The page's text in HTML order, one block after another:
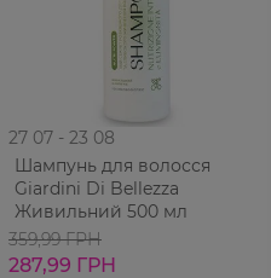
27 07 - 23 08
Шампунь для волосся
Giardini Di Bellezza
Живильний 500 мл
359,99 ГРН
287,99 ГРН